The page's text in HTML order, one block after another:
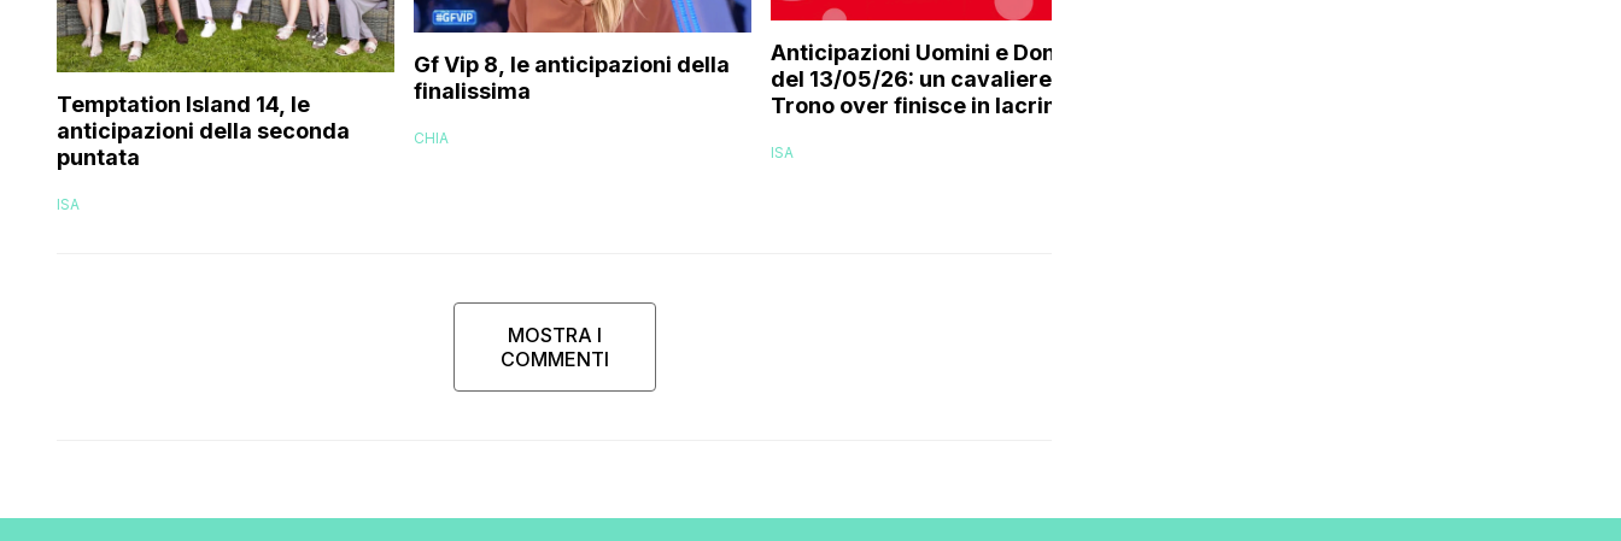
Temptation Island 14, le
anticipazioni della seconda
puntata
ISA
Gf Vip 8, le anticipazioni della
finalissima
CHIA
Anticipazioni Uomini e Donne
del 13/05/26: un cavaliere del
Trono over finisce in lacrime
ISA
MOSTRA I
COMMENTI